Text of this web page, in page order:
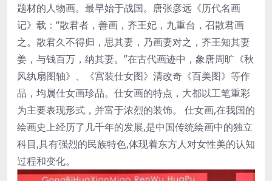
题材的人物画。最早始于战国。唐张彦远《历代名画
记》载：“散君者，善画，齐王妃，九重台，召散君画
之。散君久不得归，思其妻，乃画妻对之，齐王知其妻
姜，与钱百万，纳其妻。”在古代画迹中，象唐周旷《秋
风纨扇图轴》、《宫装仕女图》清改奇《百美图》等作
品，均属仕女画珍品。仕女画的特点，大都以工笔重彩
为主要表现形式，并富于浓烈的装饰。 仕女画,在我国的
绘画史上经历了几千年的发展,是中国传统绘画中的独立
科目,具有强烈的民族特色,体现着东方人对女性美的认知
过程和变化。